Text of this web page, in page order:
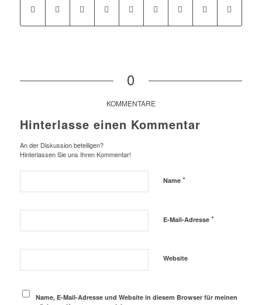
0
KOMMENTARE
Hinterlasse einen Kommentar
An der Diskussion beteiligen?
Hinterlassen Sie uns Ihren Kommentar!
Name *
E-Mail-Adresse *
Website
Name, E-Mail-Adresse und Website in diesem Browser für meinen